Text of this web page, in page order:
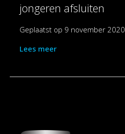
jongeren afsluiten
Geplaatst op 9 november 2020
Lees meer